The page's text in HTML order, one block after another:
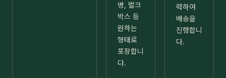
병, 벌크
박스 등
원하는
형태로
포장합니
다.
력하여
배송을
진행합니
다.